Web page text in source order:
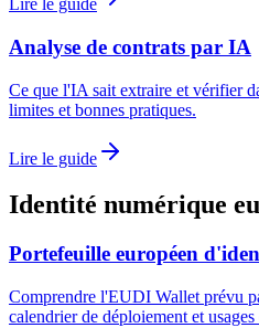
Lire le guide
Analyse de contrats par IA
Ce que l'IA sait extraire et vérifier
limites et bonnes pratiques.
Lire le guide
Identité numérique
Portefeuille européen
Comprendre l'EUDI Wallet prévu
calendrier de déploiement et usages